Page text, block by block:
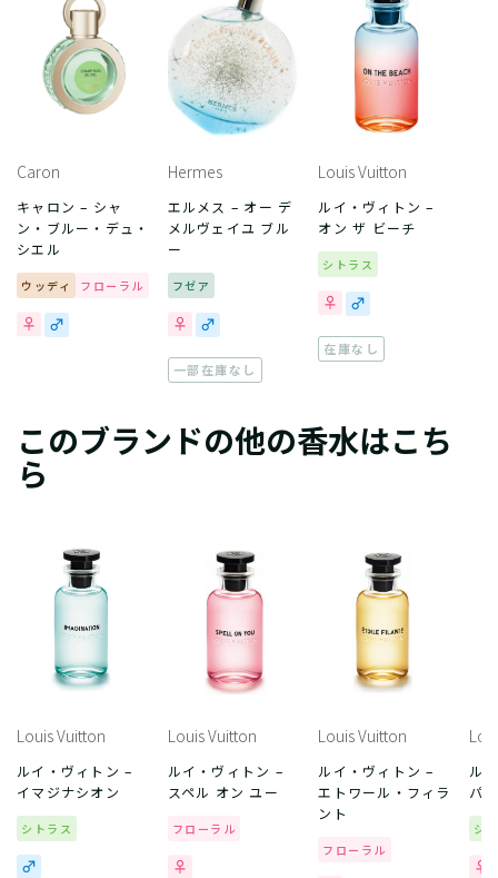
Caron
キャロン – シャ
ン・ブルー・デュ・
シエル
ウッディ フローラル
Hermes
エルメス – オー デ
メルヴェイユ ブル
ー
フゼア
一部在庫なし
Louis Vuitton
ルイ・ヴィトン –
オン ザ ビーチ
シトラス
在庫なし
このブランドの他の香水はこち
ら
Louis Vuitton
ルイ・ヴィトン –
イマジナシオン
シトラス
Louis Vuitton
ルイ・ヴィトン –
スペル オン ユー
フローラル
Louis Vuitton
ルイ・ヴィトン –
エトワール・フィラ
ント
フローラル
ル
パ
シ